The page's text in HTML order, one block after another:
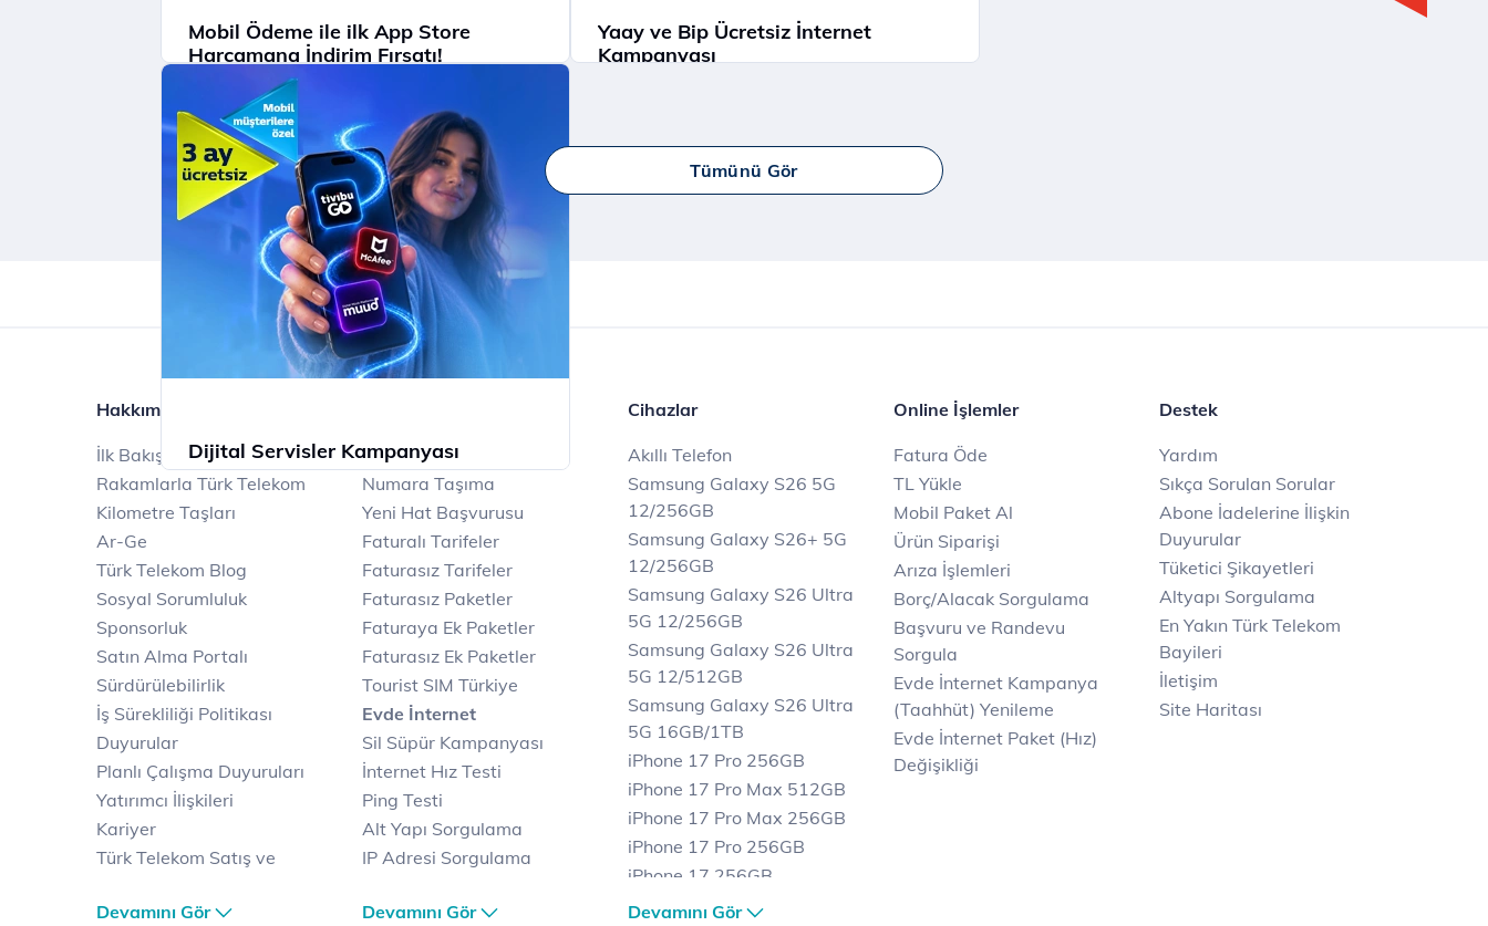
Mobil Ödeme ile ilk App Store
Harcamana İndirim Fırsatı!
Mobil Ödeme ile App Store'da ilk
harcamana indirim kazan.
İncele
Yaay ve Bip Ücretsiz İnternet
Kampanyası
Dijital Servisler Kampanyası
Muud Premium, Tivibu GO ve McAfee ile
dijital dünyanın tadını çıkarın!
İncele
Tümünü Gör
Hakkımızda
İlk Bakışta Türk Telekom
Rakamlarla Türk Telekom
Kilometre Taşları
Ar-Ge
Türk Telekom Blog
Sosyal Sorumluluk
Sponsorluk
Satın Alma Portalı
Sürdürülebilirlik
İş Sürekliliği Politikası
Duyurular
Planlı Çalışma Duyuruları
Yatırımcı İlişkileri
Kariyer
Türk Telekom Satış ve
Türk Telekom Finansal
Devamını Gör
Mobil
Numara Taşıma
Yeni Hat Başvurusu
Faturalı Tarifeler
Faturasız Tarifeler
Faturasız Paketler
Faturaya Ek Paketler
Faturasız Ek Paketler
Tourist SIM Türkiye
Evde İnternet
Sil Süpür Kampanyası
İnternet Hız Testi
Ping Testi
Alt Yapı Sorgulama
IP Adresi Sorgulama
Avantajlı İnternet
Devamını Gör
Cihazlar
Akıllı Telefon
Samsung Galaxy S26 5G
12/256GB
Samsung Galaxy S26+ 5G
12/256GB
Samsung Galaxy S26 Ultra
5G 12/256GB
Samsung Galaxy S26 Ultra
5G 12/512GB
Samsung Galaxy S26 Ultra
5G 16GB/1TB
iPhone 17 Pro 256GB
iPhone 17 Pro Max 512GB
iPhone 17 Pro Max 256GB
iPhone 17 Pro 256GB
iPhone 17 256GB
iPhone 17 Air 256GB
Devamını Gör
Online İşlemler
Fatura Öde
TL Yükle
Mobil Paket Al
Ürün Siparişi
Arıza İşlemleri
Borç/Alacak Sorgulama
Başvuru ve Randevu
Sorgula
Evde İnternet Kampanya
(Taahhüt) Yenileme
Evde İnternet Paket (Hız)
Değişikliği
Destek
Yardım
Sıkça Sorulan Sorular
Abone İadelerine İlişkin
Duyurular
Tüketici Şikayetleri
Altyapı Sorgulama
En Yakın Türk Telekom
Bayileri
İletişim
Site Haritası